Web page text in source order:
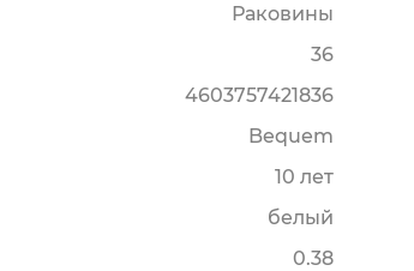
Раковины
36
4603757421836
Bequem
10 лет
белый
0.38